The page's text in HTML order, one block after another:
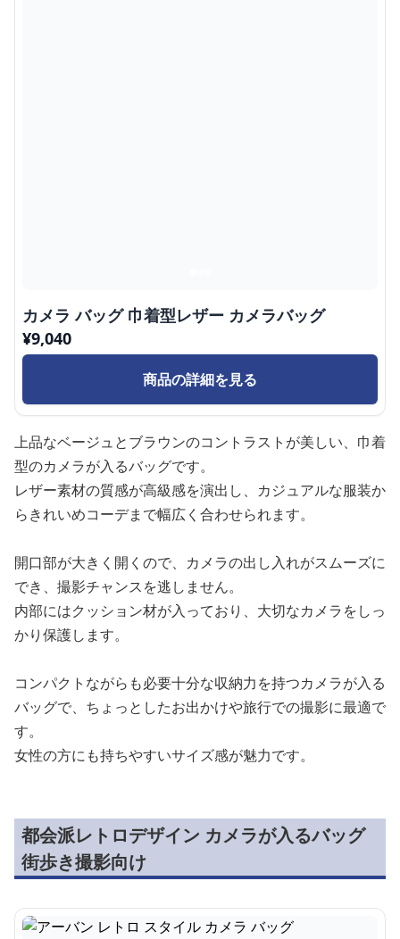
カメラ バッグ 巾着型レザー カメラバッグ
¥9,040
商品の詳細を見る
上品なベージュとブラウンのコントラストが美しい、巾着
型のカメラが入るバッグです。
レザー素材の質感が高級感を演出し、カジュアルな服装か
らきれいめコーデまで幅広く合わせられます。
開口部が大きく開くので、カメラの出し入れがスムーズに
でき、撮影チャンスを逃しません。
内部にはクッション材が入っており、大切なカメラをしっ
かり保護します。
コンパクトながらも必要十分な収納力を持つカメラが入る
バッグで、ちょっとしたお出かけや旅行での撮影に最適で
す。
女性の方にも持ちやすいサイズ感が魅力です。
都会派レトロデザイン カメラが入るバッグ
街歩き撮影向け